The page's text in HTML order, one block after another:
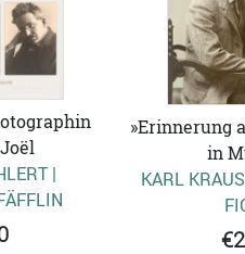
|
»Erinnerung
in
KARL